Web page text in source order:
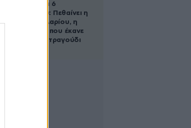
Σαν σήμερα 6
Αυγούστου: Πεθαίνει η
Ρίτα Σακελλαρίου, η
λαϊκή ντίβα που έκανε
τη ζωή της τραγούδι